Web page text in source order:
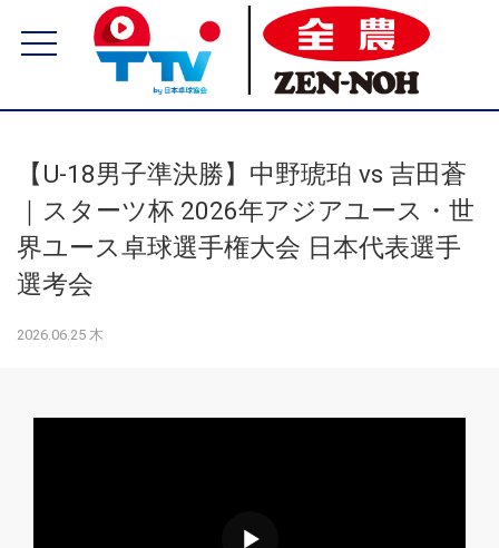
【U-18男子準決勝】中野琥珀 vs 吉田蒼
｜スターツ杯 2026年アジアユース・世
界ユース卓球選手権大会 日本代表選手
選考会
2026.06.25 木